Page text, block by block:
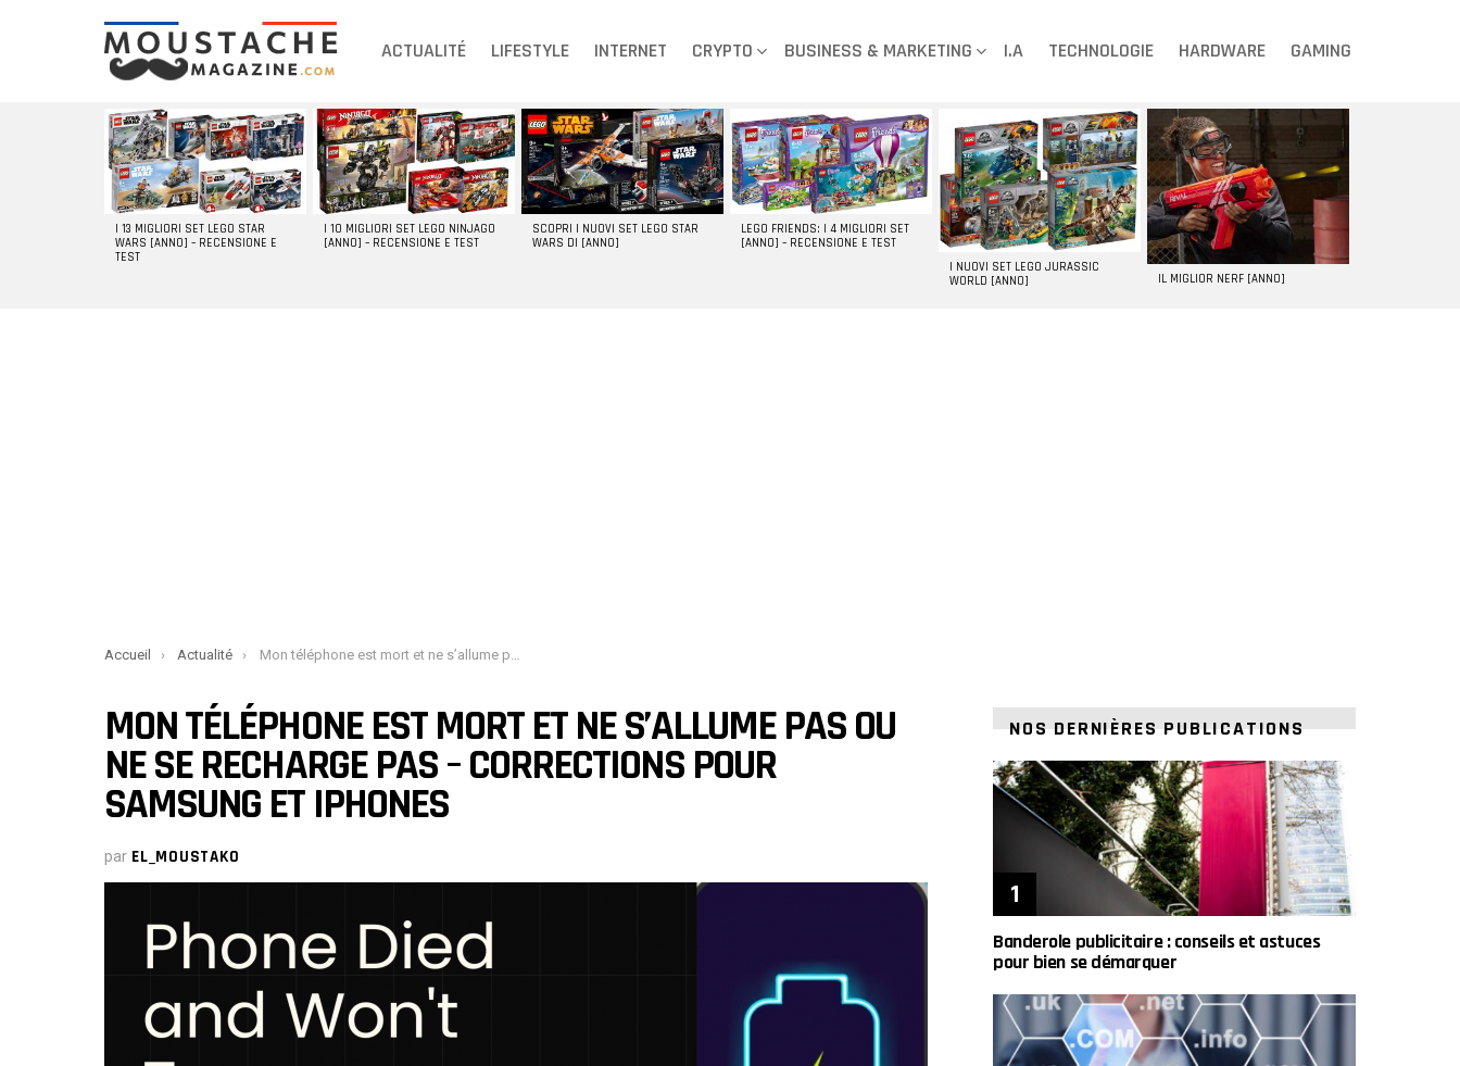
ACTUALITÉ LIFESTYLE INTERNET CRYPTO BUSINESS & MARKETING I.A TECHNOLOGIE HARDWARE GAMING
DERNIERS
ARTICLES
I 13 MIGLIORI SET LEGO STAR
WARS [ANNO] – RECENSIONE E
TEST
I 10 MIGLIORI SET LEGO NINJAGO
[ANNO] – RECENSIONE E TEST
SCOPRI I NUOVI SET LEGO STAR
WARS DI [ANNO]
LEGO FRIENDS: I 4 MIGLIORI SET
[ANNO] – RECENSIONE E TEST
I NUOVI SET LEGO JURASSIC
WORLD [ANNO]
IL MIGLIOR NERF [ANNO]
You are here:
Accueil Actualité Mon téléphone est mort et ne s’allume pas ou ne se recharge pas – Corrections pour Samsung et iPhones
MON TÉLÉPHONE EST MORT ET NE S’ALLUME PAS OU
NE SE RECHARGE PAS – CORRECTIONS POUR
SAMSUNG ET IPHONES
par EL_MOUSTAKO
NOS DERNIÈRES PUBLICATIONS
Banderole publicitaire : conseils et astuces
pour bien se démarquer